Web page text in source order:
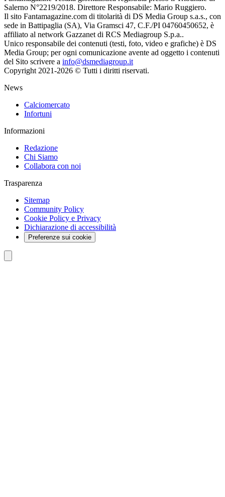
Salerno N°2219/2018. Direttore Responsabile: Mario Ruggiero.
Il sito Fantamagazine.com di titolarità di DS Media Group s.a.s., con
sede in Battipaglia (SA), Via Gramsci 47, C.F./PI 04760450652, è
affiliato al network Gazzanet di RCS Mediagroup S.p.a..
Unico responsabile dei contenuti (testi, foto, video e grafiche) è DS
Media Group; per ogni comunicazione avente ad oggetto i contenuti
del Sito scrivere a info@dsmediagroup.it
Copyright 2021-2026 © Tutti i diritti riservati.
News
Calciomercato
Infortuni
Informazioni
Redazione
Chi Siamo
Collabora con noi
Trasparenza
Sitemap
Community Policy
Cookie Policy e Privacy
Dichiarazione di accessibilità
Preferenze sui cookie